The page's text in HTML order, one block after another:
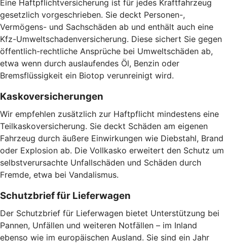
Eine Haftpflichtversicherung ist für jedes Kraftfahrzeug
gesetzlich vorgeschrieben. Sie deckt Personen-,
Vermögens- und Sachschäden ab und enthält auch eine
Kfz-Umweltschadenversicherung. Diese sichert Sie gegen
öffentlich-rechtliche Ansprüche bei Umweltschäden ab,
etwa wenn durch auslaufendes Öl, Benzin oder
Bremsflüssigkeit ein Biotop verunreinigt wird.
Kaskoversicherungen
Wir empfehlen zusätzlich zur Haftpflicht mindestens eine
Teilkaskoversicherung. Sie deckt Schäden am eigenen
Fahrzeug durch äußere Einwirkungen wie Diebstahl, Brand
oder Explosion ab. Die Vollkasko erweitert den Schutz um
selbstverursachte Unfallschäden und Schäden durch
Fremde, etwa bei Vandalismus.
Schutzbrief für Lieferwagen
Der Schutzbrief für Lieferwagen bietet Unterstützung bei
Pannen, Unfällen und weiteren Notfällen – im Inland
ebenso wie im europäischen Ausland. Sie sind ein Jahr